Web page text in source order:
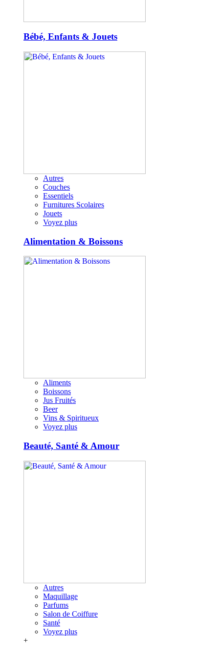
Bébé, Enfants & Jouets
Autres
Couches
Essentiels
Furnitures Scolaires
Jouets
Voyez plus
Alimentation & Boissons
Aliments
Boissons
Jus Fruités
Beer
Vins & Spiritueux
Voyez plus
Beauté, Santé & Amour
Autres
Maquillage
Parfums
Salon de Coiffure
Santé
Voyez plus
+